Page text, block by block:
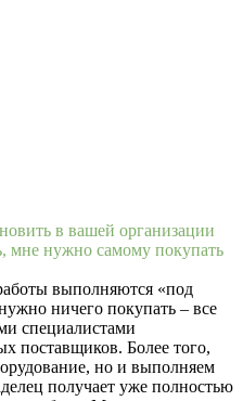
в вашей организации
мне нужно самому покупать
выполняются «под
ничего покупать – все
специалистами
поставщиков. Более того,
но и выполняем
получает уже полностью